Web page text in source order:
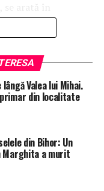
bărbat de 45 de
Primiri Urgențe a
persoana
Valea lui Mihai.
din localitate
din Bihor: Un
Marghita a murit